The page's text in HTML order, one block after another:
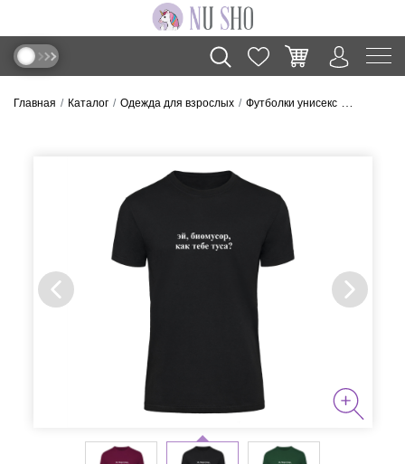
Главная Каталог Одежда для взрослых Футболки унисекс Футболка